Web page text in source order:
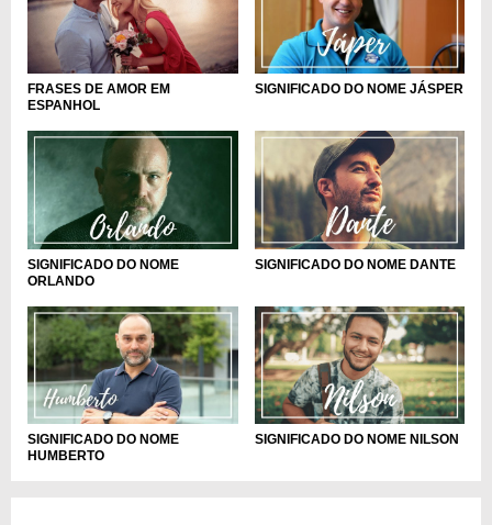
FRASES DE AMOR EM
ESPANHOL
SIGNIFICADO DO NOME JÁSPER
SIGNIFICADO DO NOME
ORLANDO
SIGNIFICADO DO NOME DANTE
SIGNIFICADO DO NOME
HUMBERTO
SIGNIFICADO DO NOME NILSON